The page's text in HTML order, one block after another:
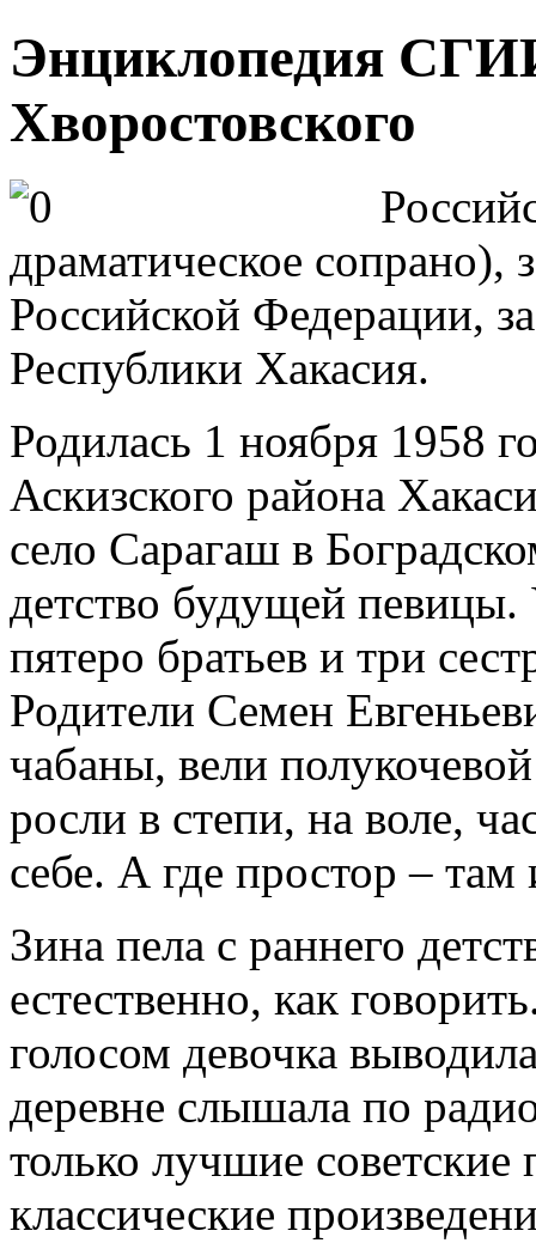
Энциклопедия
Хворостовского
драматическое сопрано),
Российской Федерации,
Республики Хакасия.
Родилась 1 ноября 1958
Аскизского района
село Сарагаш в
детство будущей
пятеро братьев и три
Родители Семен
чабаны, вели
росли в степи, на воле,
себе. А где простор – там
Зина пела с раннего
естественно, как
голосом девочка
деревне слышала по
только лучшие
классические